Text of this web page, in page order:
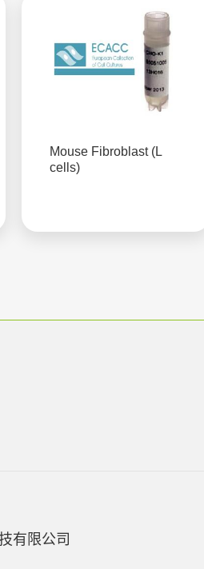
Mouse Fibroblast (L
cells)
有限公司